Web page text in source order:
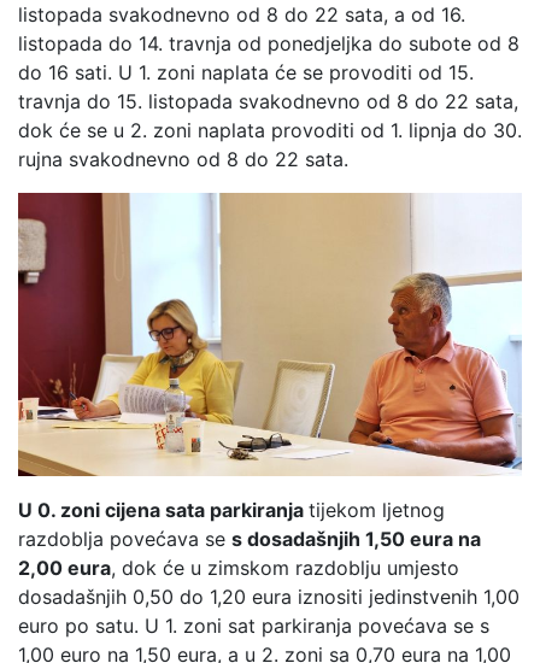
listopada svakodnevno od 8 do 22 sata, a od 16.
listopada do 14. travnja od ponedjeljka do subote od 8
do 16 sati. U 1. zoni naplata će se provoditi od 15.
travnja do 15. listopada svakodnevno od 8 do 22 sata,
dok će se u 2. zoni naplata provoditi od 1. lipnja do 30.
rujna svakodnevno od 8 do 22 sata.
U 0. zoni cijena sata parkiranja tijekom ljetnog
razdoblja povećava se s dosadašnjih 1,50 eura na
2,00 eura, dok će u zimskom razdoblju umjesto
dosadašnjih 0,50 do 1,20 eura iznositi jedinstvenih 1,00
euro po satu. U 1. zoni sat parkiranja povećava se s
1,00 euro na 1,50 eura, a u 2. zoni sa 0,70 eura na 1,00